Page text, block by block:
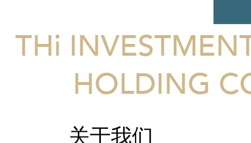
THi
HOLDING
关于我们